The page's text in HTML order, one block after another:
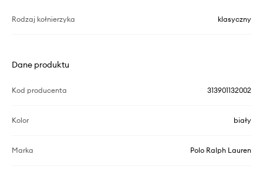
Rodzaj kołnierzyka klasyczny
Dane produktu
Kod producenta 313901132002
Kolor biały
Marka Polo Ralph Lauren